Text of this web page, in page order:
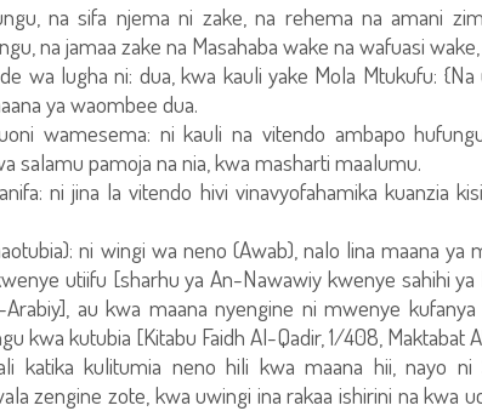
na sifa njema ni zake, na rehema na amani
na jamaa zake na Masahaba wake na wafuasi
wa lugha ni: dua, kwa kauli yake Mola Mtukufu:
ya waombee dua.
wamesema: ni kauli na vitendo ambapo
salamu pamoja na nia, kwa masharti maalumu.
ni jina la vitendo hivi vinavyofahamika kuanzia
ni wingi wa neno (Awab), nalo lina maana ya
utiifu [sharhu ya An-Nawawiy kwenye sahihi
au kwa maana nyengine ni mwenye
kwa kutubia [Kitabu Faidh Al-Qadir, 1/408, Maktabat
katika kulitumia neno hili kwa maana hii, nayo ni
zengine zote, kwa uwingi ina rakaa ishirini na kwa